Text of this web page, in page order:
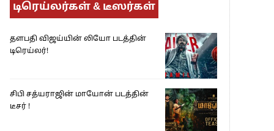
டிரெய்லர்கள் & டீஸர்கள்
தளபதி விஜய்யின் லியோ படத்தின்
டிரெய்லர்!
சிபி சத்யராஜின் மாயோன் படத்தின்
டீசர் !